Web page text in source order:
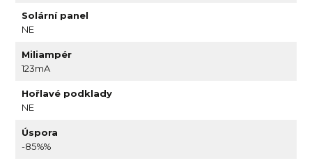
Solární panel
NE
Miliampér
123mA
Hořlavé podklady
NE
Úspora
-85%%